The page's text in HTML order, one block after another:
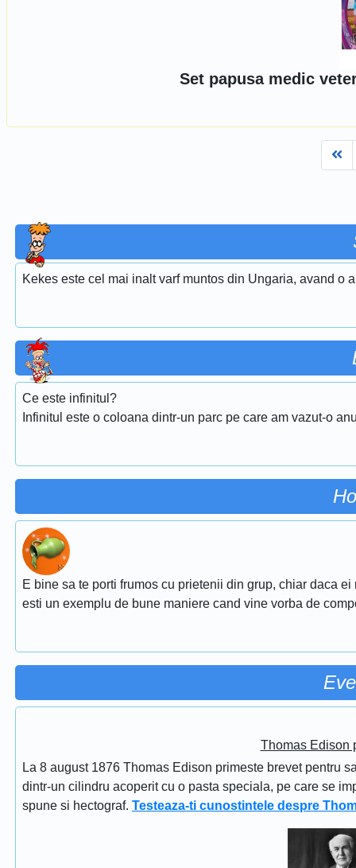
Set papusa medic
Kekes este cel mai inalt varf muntos din Ungaria, avand o
Ce este infinitul?
Infinitul este o coloana dintr-un parc pe care am vazut-o
E bine sa te porti frumos cu prietenii din grup, chiar daca
esti un exemplu de bune maniere cand vine vorba de
Thomas Edison
La 8 august 1876 Thomas Edison primeste brevet pentru
dintr-un cilindru acoperit cu o pasta speciala, pe care se
spune si hectograf. Testeaza-ti cunostintele despre